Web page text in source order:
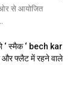
ओर से आयोजित
स्मैक ‘ bech kar
और फ्लैट में रहने वाले